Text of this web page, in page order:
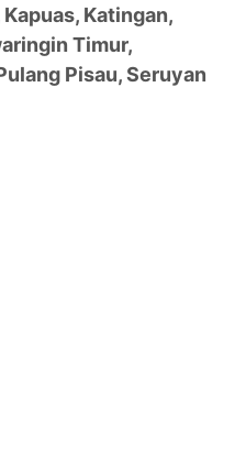
Katingan,
Timur,
Pisau, Seruyan